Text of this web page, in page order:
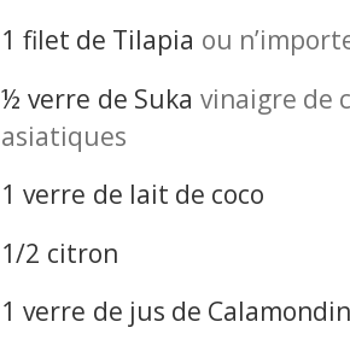
1 filet de Tilapia ou
½ verre de Suka vinaigre de
asiatiques
1 verre de lait de coco
1/2 citron
1 verre de jus de Calamondin